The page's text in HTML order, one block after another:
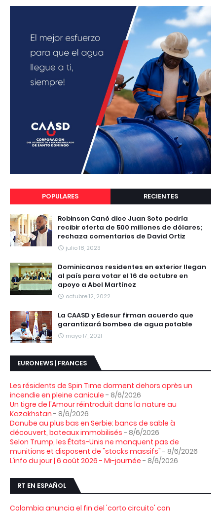
POPULARES RECIENTES
Robinson Canó dice Juan Soto podría
recibir oferta de 500 millones de dólares;
rechaza comentarios de David Ortiz
julio 18, 2023
Dominicanos residentes en exterior llegan
al país para votar el 16 de octubre en
apoyo a Abel Martínez
octubre 12, 2022
La CAASD y Edesur firman acuerdo que
garantizará bombeo de agua potable
mayo 17, 2021
EURONEWS | FRANCES
Les résidents de Spin Time dorment dehors après un
incendie en pleine canicule - 8/6/2026
Un tigre de l'Amour réintroduit dans la nature au
Kazakhstan - 8/6/2026
Danube au plus bas en Serbie: bancs de sable à
découvert, bateaux immobilisés - 8/6/2026
Selon Trump, les États-Unis ne manquent pas de
munitions et disposent de "stocks massifs" - 8/6/2026
L’info du jour | 6 août 2026 - Mi-journée - 8/6/2026
RT EN ESPAÑOL
Colombia anuncia el fin del 'corto circuito' con